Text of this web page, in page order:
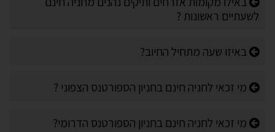
לשעתיים ראשונות ?
באיזו שעה מתחיל החיוב?
מי זכאי לחניה חינם בחניון הספורטנס הצפוני ?
מי זכאי לחניה חינם בחניון הספורטנס הדרומי?